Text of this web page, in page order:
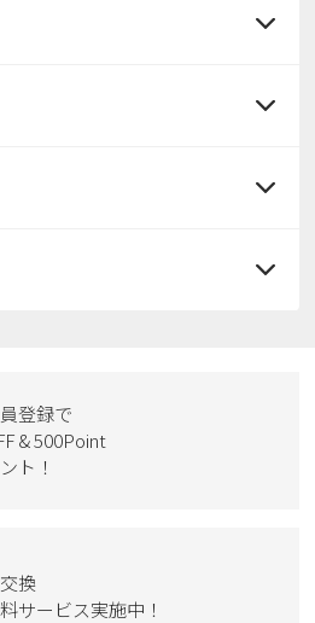
登録で
& 500Point
ト！
換
サービス実施中！